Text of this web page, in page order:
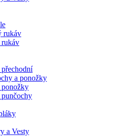
rukáv
a ponožky
ponožky
punčochy
a Vesty